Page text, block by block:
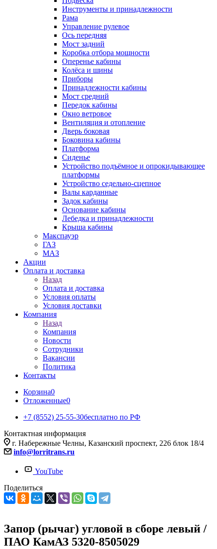
Инструменты и принадлежности
Рама
Управление рулевое
Ось передняя
Мост задний
Коробка отбора мощности
Оперенье кабины
Колёса и шины
Приборы
Принадлежности кабины
Мост средний
Передок кабины
Окно ветровое
Вентиляция и отопление
Дверь боковая
Боковина кабины
Платформа
Сиденье
Устройство подъёмное и опрокидывающее
платформы
Устройство седельно-сцепное
Валы карданные
Задок кабины
Основание кабины
Лебедка и принадлежности
Крыша кабины
Макспауэр
ГАЗ
МАЗ
Акции
Оплата и доставка
Назад
Оплата и доставка
Условия оплаты
Условия доставки
Компания
Назад
Компания
Новости
Сотрудники
Вакансии
Политика
Контакты
Корзина0
Отложенные0
+7 (8552) 25-55-30бесплатно по РФ
Контактная информация
г. Набережные Челны, Казанский проспект, 226 блок 18/4
info@lorritrans.ru
YouTube
Поделиться
Запор (рычаг) угловой в сборе левый /
ПАО КамАЗ 5320-8505029